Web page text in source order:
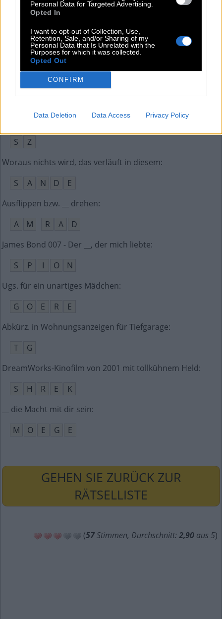
Personal Data for Targeted Advertising.
Opted In
I want to opt-out of Collection, Use,
Retention, Sale, and/or Sharing of my
Personal Data that Is Unrelated with the
Purposes for which it was collected.
Opted Out
CONFIRM
Data Deletion Data Access Privacy Policy
E I Z
Umkippen bei Schiffen:
E N T
1,5-__-Ziel, Grenzwert der Klimaerwärmung
Abkürz. in Wohnungsanzeigen für Schlafzimmer:
S
Z
Woraus nichts wird, das verläuft in diesem:
S
A N D
E
Ausflippen bzw. __ drehen:
A
M R A
D
James Bond 007 - Der __, der mich liebte:
S
P I O
N
Ugs. für ein unartiges Mädchen:
G
O E R
E
Abkürz. in Wohnungsanzeigen für Tiefgarage:
T
G
DreamWorks-Kinofilm von 2001 mit tollkühnem Held:
S
H R E
K
__ die Macht mit dir sein:
M
O E G E
GEHEN SIE ZURÜCK ZUR
RÄTSELLISTE
(57Stimmen, Durchschnitt: 2,90 aus 5)